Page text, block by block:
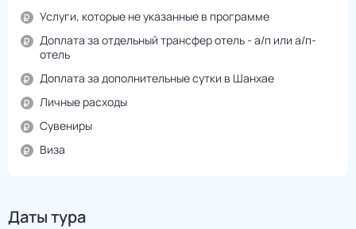
Услуги, которые не указанные в программе
Доплата за отдельный трансфер отель - а/п или а/п-
отель
Доплата за дополнительные сутки в Шанхае
Личные расходы
Сувениры
Виза
Даты тура